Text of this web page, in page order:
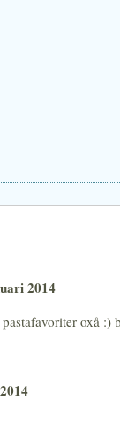
2014
oxå :)